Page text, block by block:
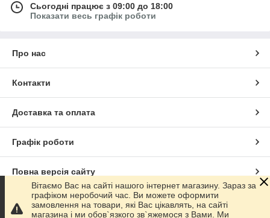
Сьогодні працює з 09:00 до 18:00
Показати весь графік роботи
Про нас
Контакти
Доставка та оплата
Графік роботи
Повна версія сайту
Сайт створено на маркетплейсіProm.ua
Вітаємо Вас на сайті нашого інтернет магазину. Зараз за
графіком неробочий час. Ви можете оформити
замовлення на товари, які Вас цікавлять, на сайті
магазина і ми обов`язкого зв`яжемося з Вами. Ми